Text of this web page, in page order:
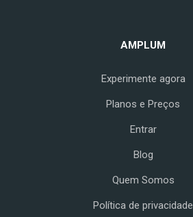
AMPLUM
Experimente agora
Planos e Preços
Entrar
Blog
Quem Somos
Política de privacidade